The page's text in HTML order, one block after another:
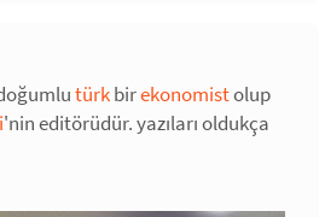
türkbirekonomistolup
'nin editörüdür. yazıları oldukça